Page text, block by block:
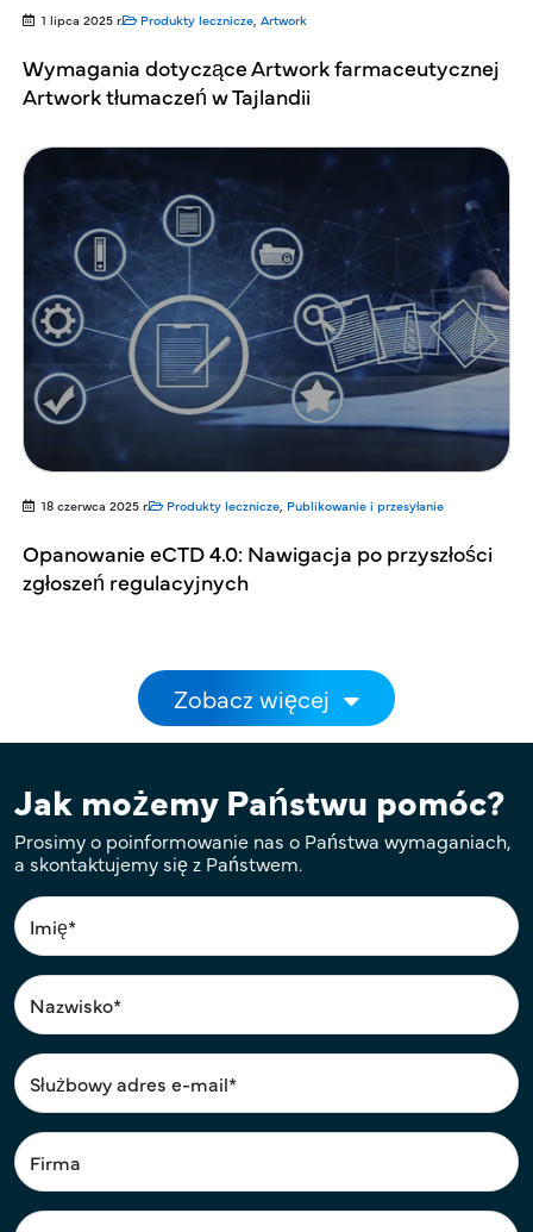
1 lipca 2025 r. Produkty lecznicze, Artwork
Wymagania dotyczące Artwork farmaceutycznej
Artwork tłumaczeń w Tajlandii
18 czerwca 2025 r. Produkty lecznicze, Publikowanie i przesyłanie
Opanowanie eCTD 4.0: Nawigacja po przyszłości
zgłoszeń regulacyjnych
StronicowanieZobacz więcej
Jak możemy Państwu pomóc?
Prosimy o poinformowanie nas o Państwa wymaganiach,
a skontaktujemy się z Państwem.